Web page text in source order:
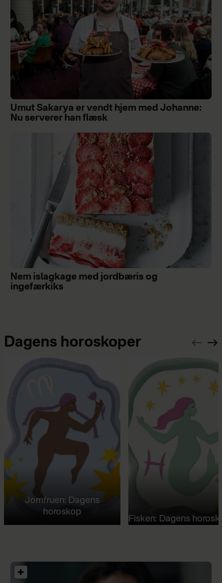
Umut Sakarya er vendt hjem med Johanne:
Nu serverer han flæsk
Nem islagkage med jordbæris og
ingefærkiks
Dagens horoskoper
Jomfruen: Dagens
horoskop
Fisken: Dagens